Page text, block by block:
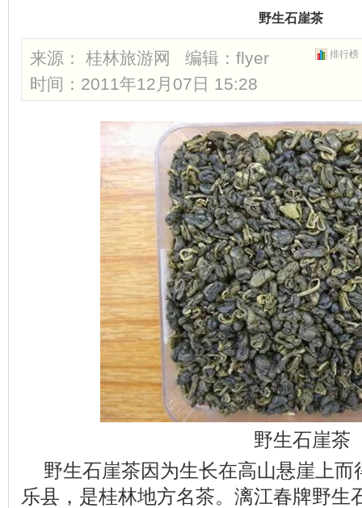
野生石崖茶
排行榜
来源： 桂林旅游网 编辑： flyer
时间：2011年12月07日 15:28
野生石崖茶
野生石崖茶因为生长在高山悬崖上
乐县，是桂林地方名茶。漓江春牌野生